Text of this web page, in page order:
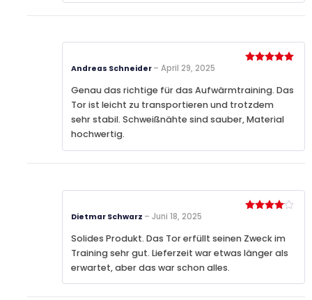
5
Andreas Schneider – April 29, 2025
Genau das richtige für das Aufwärmtraining. Das
Tor ist leicht zu transportieren und trotzdem
sehr stabil. Schweißnähte sind sauber, Material
hochwertig.
von 5
Dietmar Schwarz – Juni 18, 2025
Solides Produkt. Das Tor erfüllt seinen Zweck im
Training sehr gut. Lieferzeit war etwas länger als
erwartet, aber das war schon alles.